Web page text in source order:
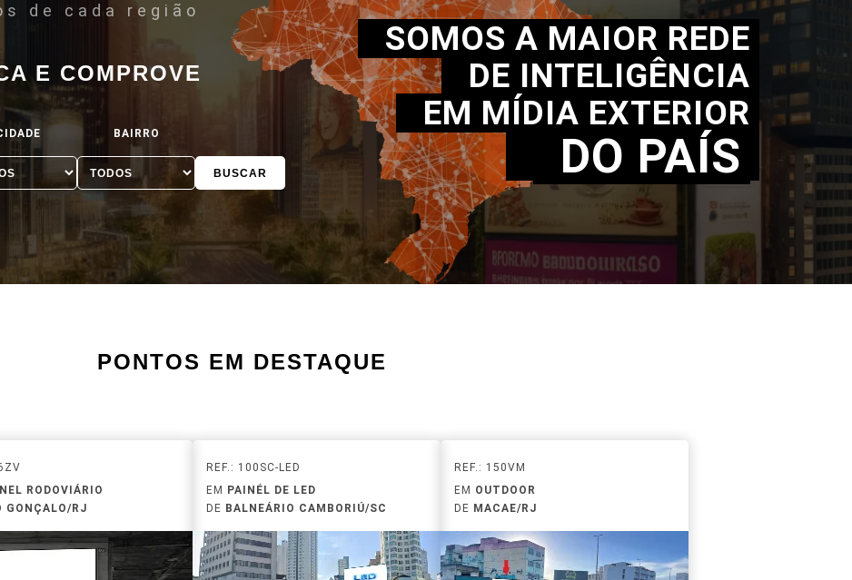
de cada região
E COMPROVE
BAIRRO
SOMOS A MAIOR REDE
DE INTELIGÊNCIA
EM MÍDIA EXTERIOR
DO PAÍS
PONTOS EM DESTAQUE
RODOVIÁRIO
GONÇALO/RJ
REF.: 100SC-LED
EM PAINÉL DE LED
DE BALNEÁRIO CAMBORIÚ/SC
REF.: 150VM
EM OUTDOOR
DE MACAE/RJ